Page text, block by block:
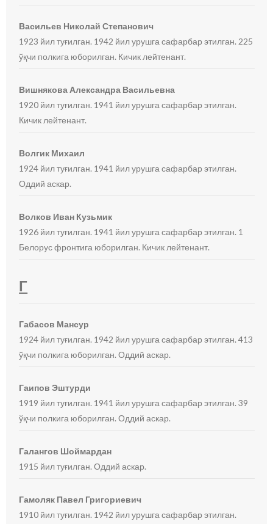
Васильев Николай Степанович
1923 йил туғилган. 1942 йил урушга сафарбар этилган. 225
ўқчи полкига юборилган. Кичик лейтенант.
Вишнякова Александра Васильевна
1920 йил туғилган. 1941 йил урушга сафарбар этилган.
Кичик лейтенант.
Волгик Михаил
1924 йил туғилган. 1941 йил урушга сафарбар этилган.
Оддий аскар.
Волков Иван Кузьмик
1926 йил туғилган. 1941 йил урушга сафарбар этилган. 1
Белорус фронтига юборилган. Кичик лейтенант.
Г
Габасов Мансур
1924 йил туғилган. 1942 йил урушга сафарбар этилган. 413
ўқчи полкига юборилган. Оддий аскар.
Гаипов Эштурди
1919 йил туғилган. 1941 йил урушга сафарбар этилган. 39
ўқчи полкига юборилган. Оддий аскар.
Галангов Шоймардан
1915 йил туғилган. Оддий аскар.
Гамоляк Павел Григориевич
1910 йил туғилган. 1942 йил урушга сафарбар этилган.